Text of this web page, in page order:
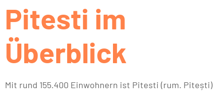
Pitesti im
Überblick
Mit rund 155.400 Einwohnern ist Pitesti (rum. Pitești)